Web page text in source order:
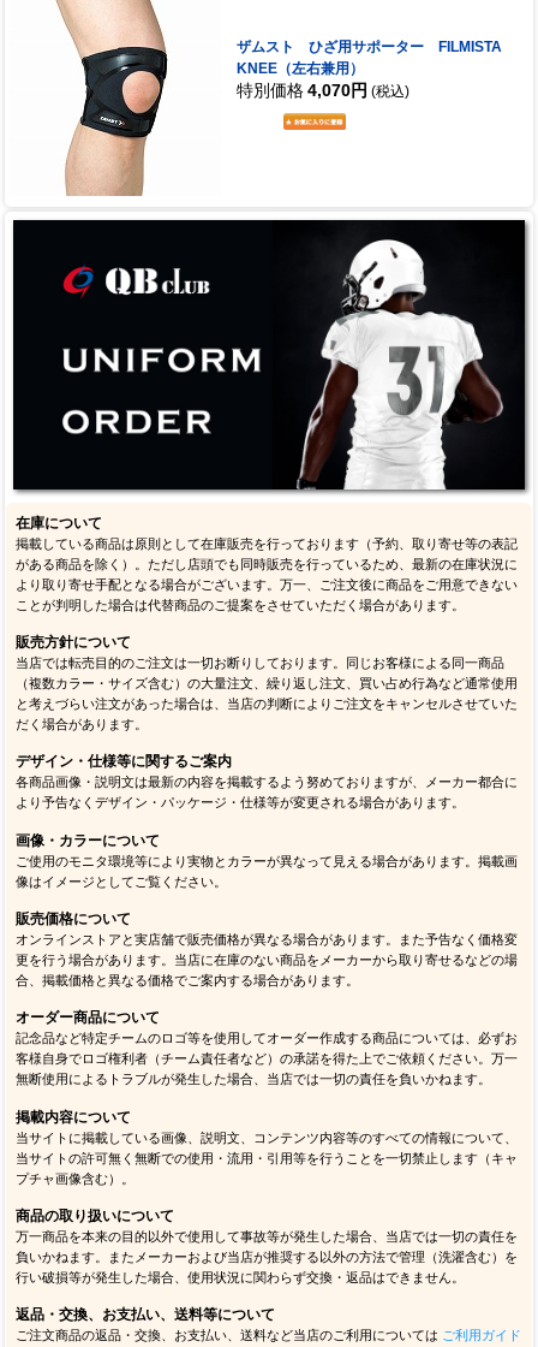
ザムスト ひざ用サポーター FILMISTA
KNEE（左右兼用）
特別価格 4,070円 (税込)
在庫について
掲載している商品は原則として在庫販売を行っております（予約、取り寄せ等の表記
がある商品を除く）。ただし店頭でも同時販売を行っているため、最新の在庫状況に
より取り寄せ手配となる場合がございます。万一、ご注文後に商品をご用意できない
ことが判明した場合は代替商品のご提案をさせていただく場合があります。
販売方針について
当店では転売目的のご注文は一切お断りしております。同じお客様による同一商品
（複数カラー・サイズ含む）の大量注文、繰り返し注文、買い占め行為など通常使用
と考えづらい注文があった場合は、当店の判断によりご注文をキャンセルさせていた
だく場合があります。
デザイン・仕様等に関するご案内
各商品画像・説明文は最新の内容を掲載するよう努めておりますが、メーカー都合に
より予告なくデザイン・パッケージ・仕様等が変更される場合があります。
画像・カラーについて
ご使用のモニタ環境等により実物とカラーが異なって見える場合があります。掲載画
像はイメージとしてご覧ください。
販売価格について
オンラインストアと実店舗で販売価格が異なる場合があります。また予告なく価格変
更を行う場合があります。当店に在庫のない商品をメーカーから取り寄せるなどの場
合、掲載価格と異なる価格でご案内する場合があります。
オーダー商品について
記念品など特定チームのロゴ等を使用してオーダー作成する商品については、必ずお
客様自身でロゴ権利者（チーム責任者など）の承諾を得た上でご依頼ください。万一
無断使用によるトラブルが発生した場合、当店では一切の責任を負いかねます。
掲載内容について
当サイトに掲載している画像、説明文、コンテンツ内容等のすべての情報について、
当サイトの許可無く無断での使用・流用・引用等を行うことを一切禁止します（キャ
プチャ画像含む）。
商品の取り扱いについて
万一商品を本来の目的以外で使用して事故等が発生した場合、当店では一切の責任を
負いかねます。またメーカーおよび当店が推奨する以外の方法で管理（洗濯含む）を
行い破損等が発生した場合、使用状況に関わらず交換・返品はできません。
返品・交換、お支払い、送料等について
ご注文商品の返品・交換、お支払い、送料など当店のご利用については ご利用ガイド